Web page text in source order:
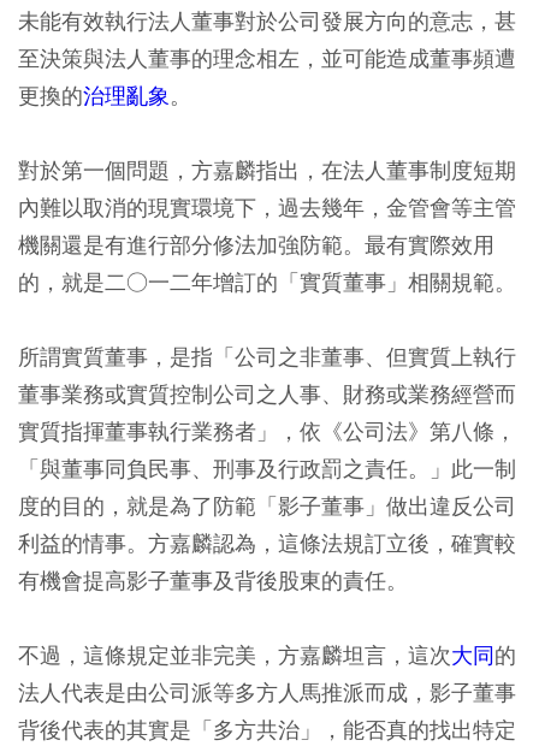
未能有效執行法人董事對於公司發展方向的意志，甚
至決策與法人董事的理念相左，並可能造成董事頻遭
更換的治理亂象。
對於第一個問題，方嘉麟指出，在法人董事制度短期
內難以取消的現實環境下，過去幾年，金管會等主管
機關還是有進行部分修法加強防範。最有實際效用
的，就是二○一二年增訂的「實質董事」相關規範。
所謂實質董事，是指「公司之非董事、但實質上執行
董事業務或實質控制公司之人事、財務或業務經營而
實質指揮董事執行業務者」，依《公司法》第八條，
「與董事同負民事、刑事及行政罰之責任。」此一制
度的目的，就是為了防範「影子董事」做出違反公司
利益的情事。方嘉麟認為，這條法規訂立後，確實較
有機會提高影子董事及背後股東的責任。
不過，這條規定並非完美，方嘉麟坦言，這次大同的
法人代表是由公司派等多方人馬推派而成，影子董事
背後代表的其實是「多方共治」，能否真的找出特定